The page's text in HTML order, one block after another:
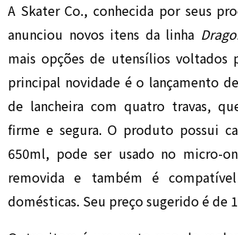
A Skater Co., conhecida por seus
anunciou novos itens da linha
mais opções de utensílios voltados
principal novidade é o lançamento
de lancheira com quatro travas,
firme e segura. O produto possui
650ml, pode ser usado no micro-
removida e também é
domésticas. Seu preço sugerido é de